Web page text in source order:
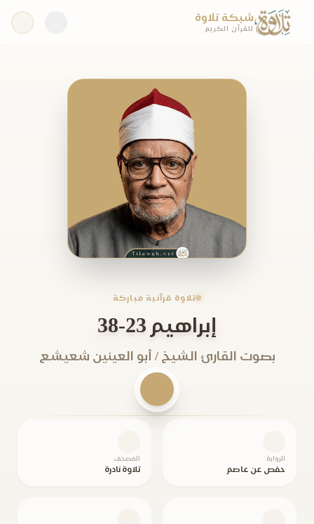
شبكة تلاوة
للقرآن الكريم
تلاوة قرآنية مباركة
إبراهيم 23-38
بصوت القارئ الشيخ / أبو العينين شعيشع
الرواية
حفص عن عاصم
المصحف
تلاوة نادرة